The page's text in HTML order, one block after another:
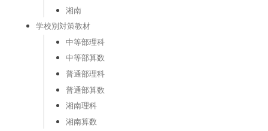
湘南
学校別対策教材
中等部理科
中等部算数
普通部理科
普通部算数
湘南理科
湘南算数